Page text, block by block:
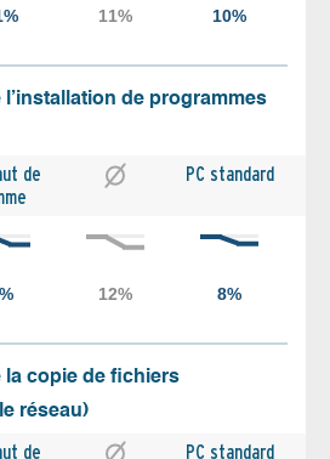
l’installation de programmes
de
PC standard
la copie de fichiers
réseau)
de
PC standard